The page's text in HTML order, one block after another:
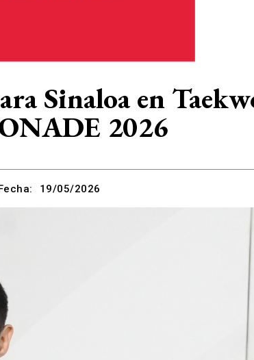
Sinaloa en
2026
19/05/2026